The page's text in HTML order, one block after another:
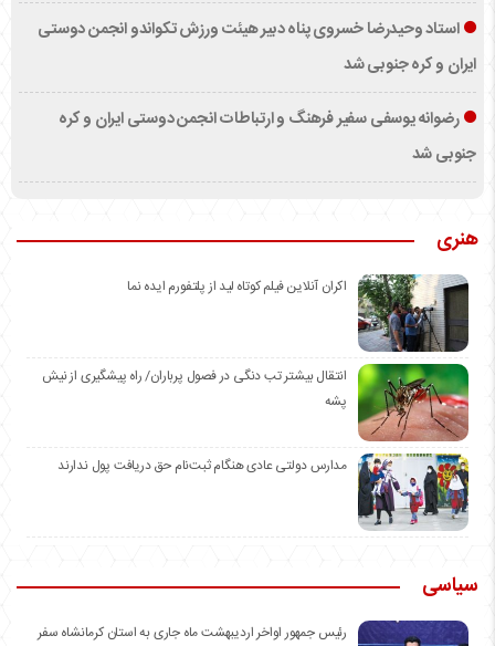
استاد وحیدرضا خسروی پناه دبیر هیئت ورزش تکواندو انجمن دوستی
ایران و کره جنوبی شد
رضوانه یوسفی سفیر فرهنگ و ارتباطات انجمن دوستی ایران و کره
جنوبی شد
هنری
اکران آنلاین فیلم کوتاه لید از پلتفورم ایده نما
انتقال بیشتر تب دنگی در فصول پرباران/ راه پیشگیری از نیش
پشه
مدارس دولتی عادی هنگام ثبت‌نام حق دریافت پول ندارند
سیاسی
رئیس جمهور اواخر اردیبهشت ماه جاری به استان کرمانشاه سفر